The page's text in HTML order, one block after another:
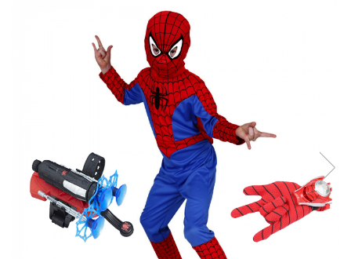
Seturi & accesorii autoaparare
VANATOARE, DRUMETII & CAMPING
Cutite vanatoare
Briceaguri fluture & antrenament
Accesori camping & drumetii
Lanterne
Topor camping
Seturi de cutite & accesorii
vanatoare si tactice